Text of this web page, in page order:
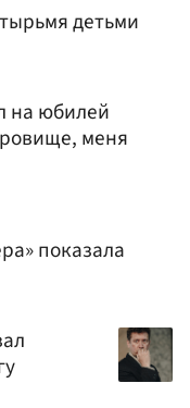
детьми
на юбилей
меня
показала